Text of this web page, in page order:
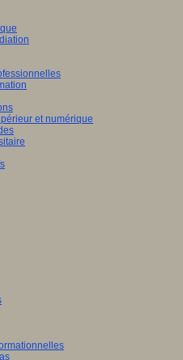
et numérique